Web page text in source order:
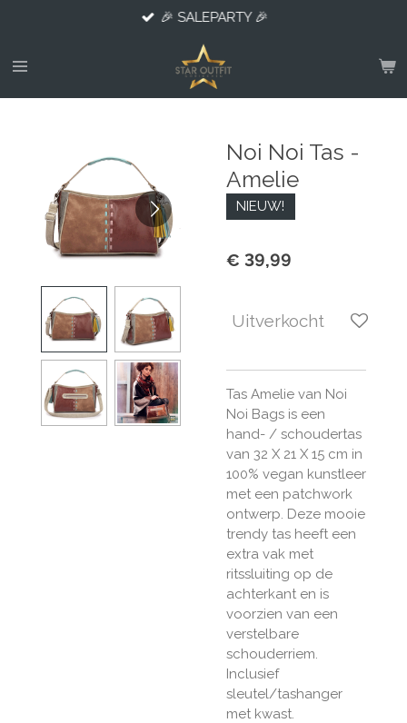
naar
hoofdinhoud
🎉 SALEPARTY 🎉
Noi Noi Tas -
Amelie
NIEUW!
€ 39,99
Uitverkocht
Tas Amelie van Noi
Noi Bags is een
hand- / schoudertas
van 32 X 21 X 15 cm in
100% vegan kunstleer
met een patchwork
ontwerp. Deze mooie
trendy tas heeft een
extra vak met
ritssluiting op de
achterkant en is
voorzien van een
verstelbare
schouderriem.
Inclusief
sleutel/tashanger
met kwast.